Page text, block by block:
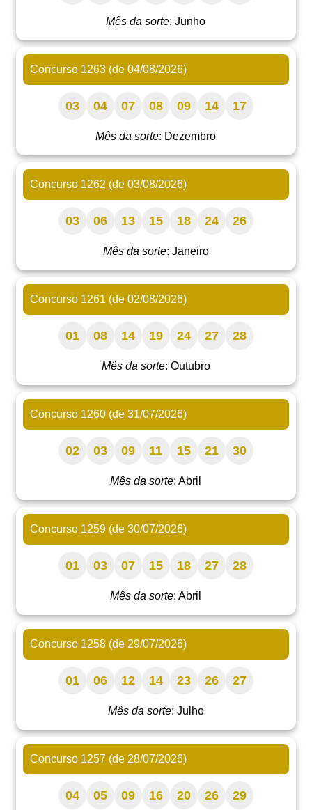
Mês da sorte: Junho
Concurso 1263 (de 04/08/2026)
03 04 07 08 09 14 17
Mês da sorte: Dezembro
Concurso 1262 (de 03/08/2026)
03 06 13 15 18 24 26
Mês da sorte: Janeiro
Concurso 1261 (de 02/08/2026)
01 08 14 19 24 27 28
Mês da sorte: Outubro
Concurso 1260 (de 31/07/2026)
02 03 09 11 15 21 30
Mês da sorte: Abril
Concurso 1259 (de 30/07/2026)
01 03 07 15 18 27 28
Mês da sorte: Abril
Concurso 1258 (de 29/07/2026)
01 06 12 14 23 26 27
Mês da sorte: Julho
Concurso 1257 (de 28/07/2026)
04 05 09 16 20 26 29